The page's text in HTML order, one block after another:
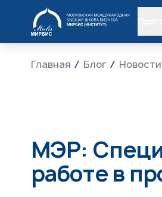
МИРБИС
Главная Блог Новости
МЭР:
работе в